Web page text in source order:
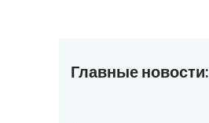
Главные новости: